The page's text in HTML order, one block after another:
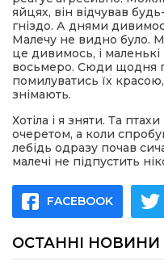
яйцях, він відчував
гніздо. А днями
Малечу не видно було.
це дивимось, і
восьмеро. Сюди щодня
помилуватись їх
знімають.
Хотіла і я зняти. Та
очеретом, а коли
лебідь одразу почав
малечі не підпустить
FACEBOOK
ОСТАННІ НОВИНИ